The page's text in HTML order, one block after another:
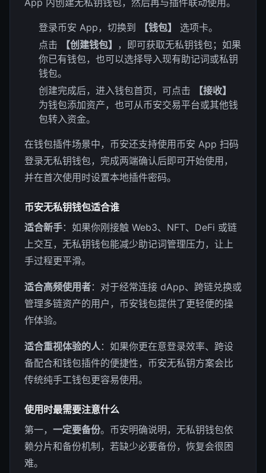
App 内创建无私钥钱包，然后再与插件联动使用。
登录币安 App，切换到 【钱包】
选项卡。
点击
【创建钱包】
，即可获取无私钥钱包；如果
你已有钱包，也可以选择导入现有助记词或私钥
钱包。
创建完成后，进入钱包首页，可点击
【接收】
为钱包添加资产，也可从币安交易平台或其他钱
包转入资金。
在钱包插件场景中，币安还支持使用币安 App 扫码
登录无私钥钱包，完成两端确认后即可开始使用，
并在首次使用时设置本地插件密码。
币安无私钥钱包适合谁
适合新手：如果你刚接触 Web3、NFT、DeFi 或链
上交互，无私钥钱包能减少助记词管理压力，让上
手过程更平滑。
适合高频使用者：对于经常连接 dApp、跨链兑换或
管理多链资产的用户，币安钱包提供了更轻便的操
作体验。
适合重视体验的人 ：如果你更在意登录效率、跨设
备配合和钱包插件的便捷性，币安无私钥方案会比
传统纯手工钱包更容易使用。
使用时最需要注意什么
第一， 一定要备份。币安明确说明，无私钥钱包依
赖分片和备份机制，若缺少必要备份，恢复会很困
难。